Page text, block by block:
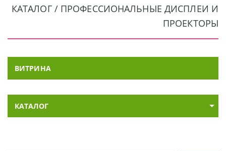
КАТАЛОГ / ПРОФЕССИОНАЛЬНЫЕ ДИСПЛЕИ И
ПРОЕКТОРЫ
ВИТРИНА
КАТАЛОГ